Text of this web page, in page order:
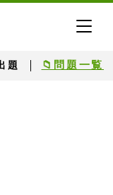
題 📁問題一覧